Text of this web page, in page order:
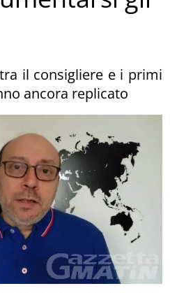
il consigliere e i primi
ancora replicato